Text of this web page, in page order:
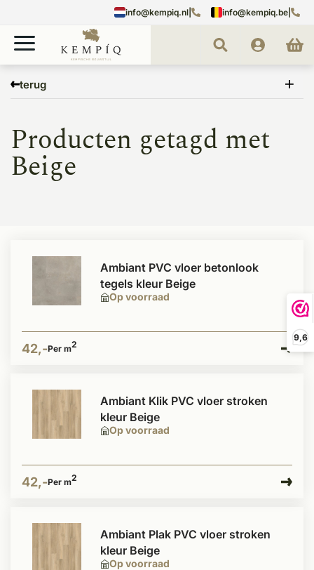
9,6
info@kempiq.nl info@kempiq.be
terug
Beige
Producten getagd met
Beige
Op voorraad
Ambiant PVC vloer betonlook
tegels kleur Beige
42,-Per m2
Op voorraad
Ambiant Klik PVC vloer stroken
kleur Beige
42,-Per m2
Op voorraad
Ambiant Plak PVC vloer stroken
kleur Beige